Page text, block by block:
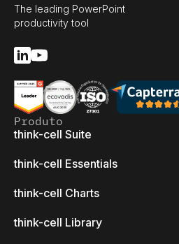
The leading PowerPoint
productivity tool
Produto
think-cell Suite
think-cell Essentials
think-cell Charts
think-cell Library